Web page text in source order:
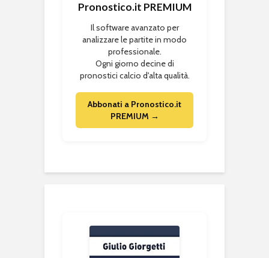
Pronostico.it PREMIUM
Il software avanzato per
analizzare le partite in modo
professionale.
Ogni giorno decine di
pronostici calcio d'alta qualità.
Abbonati a Pronostico.it
PREMIUM →